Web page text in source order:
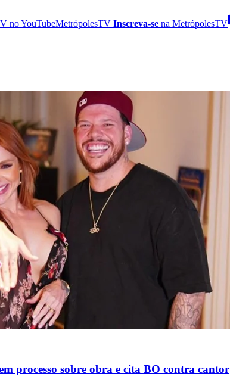
noYouTubeMetrópolesTV Inscreva-se na MetrópolesTV
processo sobre obra e cita BO contra cantor